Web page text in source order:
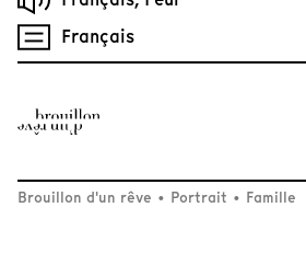
Français
Brouillon d'un rêve • Portrait • Famille